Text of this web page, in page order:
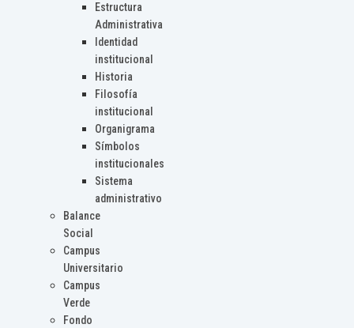
Estructura
Administrativa
Identidad
institucional
Historia
Filosofía
institucional
Organigrama
Símbolos
institucionales
Sistema
administrativo
Balance
Social
Campus
Universitario
Campus
Verde
Fondo